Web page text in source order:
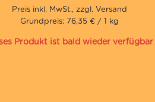
Grundpreis: 76,35 € / 1 kg
Produkt ist bald wieder verfügbar